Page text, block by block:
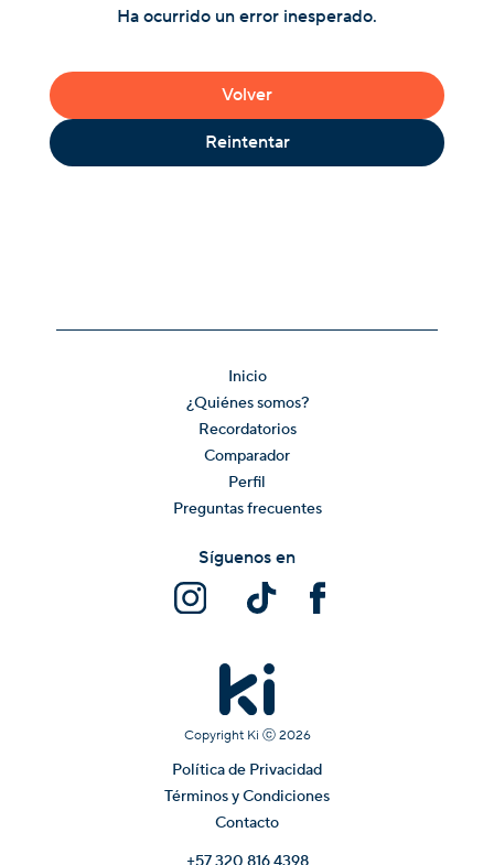
Ha ocurrido un error inesperado.
Volver
Reintentar
Inicio
¿Quiénes somos?
Recordatorios
Comparador
Perfil
Preguntas frecuentes
Copyright Ki ⓒ 2026
Política de Privacidad
Términos y Condiciones
Contacto
Síguenos en